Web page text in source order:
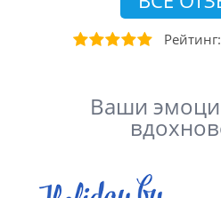
Рейтинг:
Ваши